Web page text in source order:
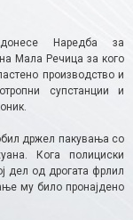
донесе Наредба за
Мала Речица за кого
производство и
супстанции и
држел пакувања со
Кога полициски
дел од дрогата фрлил
му било пронајдено